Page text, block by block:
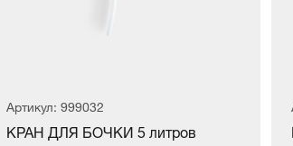
Артикул: 999032
КРАН ДЛЯ БОЧКИ 5 литров